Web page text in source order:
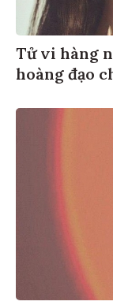
Tử vi hàng
hoàng đạo